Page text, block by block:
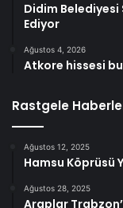
Didim
Ediyor
Ağustos 4, 2026
Atkore hissesi
Rastgele
Ağustos 12, 2025
Hamsu Köprüsü
Ağustos 28, 2025
Araplar